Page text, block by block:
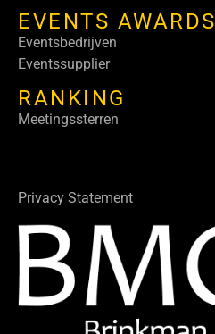
EVENTS AWARDS
Eventsbedrijven
Eventssupplier
RANKING
Meetingssterren
Privacy Statement